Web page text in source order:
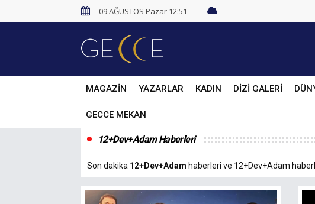
09 AĞUSTOS Pazar 12:51
MAGAZİN YAZARLAR KADIN DİZİ GALERİ
GECCE MEKAN
12+Dev+Adam Haberleri
Son dakika 12+Dev+Adam haberleri ve 12+Dev+Adam